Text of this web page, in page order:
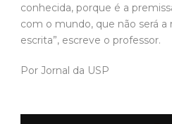
conhecida, porque é a
com o mundo, que não será a
escrita”, escreve o professor.
Por Jornal da USP